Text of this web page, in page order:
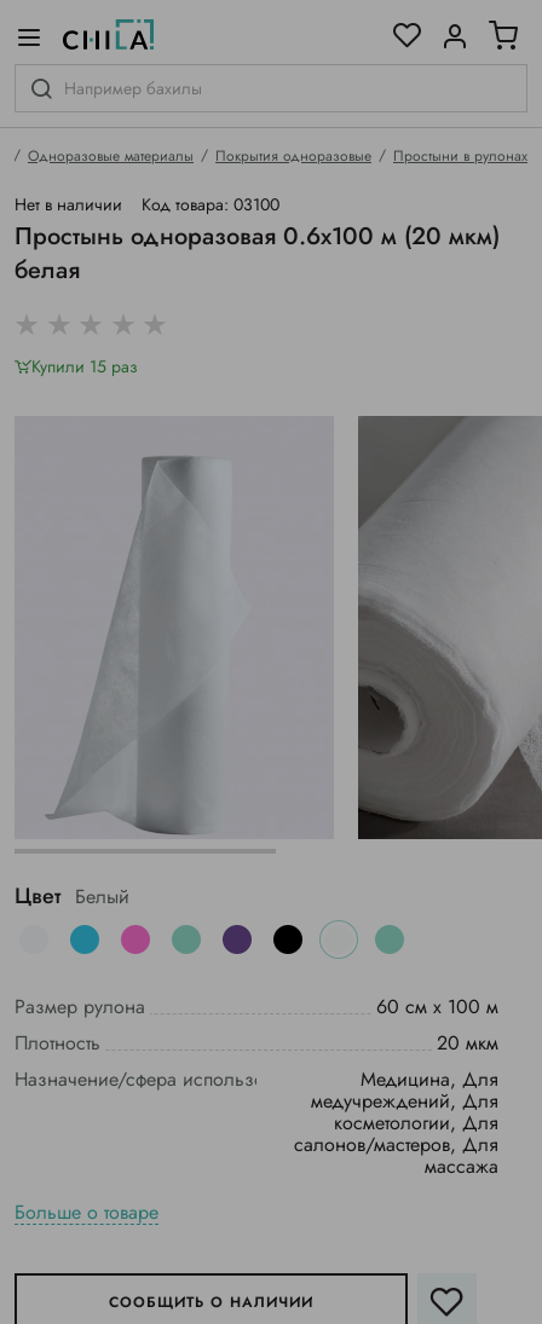
Одноразовые материалы Покрытия одноразовые Простыни в рулонах
Нет в наличии Код товара: 03100
Простынь одноразовая 0.6х100 м (20 мкм)
белая
Купили 15 раз
Цвет Белый
Размер рулона
60 см х 100 м
Плотность
20 мкм
Назначение/сфера использования
Медицина, Для
медучреждений, Для
косметологии, Для
салонов/мастеров, Для
массажа
Больше о товаре
СООБЩИТЬ О НАЛИЧИИ
гамме